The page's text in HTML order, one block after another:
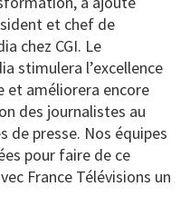
et chef de
chez CGI. Le
stimulera l’excellence
et améliorera encore
des journalistes au
de presse. Nos équipes
pour faire de ce
France Télévisions un